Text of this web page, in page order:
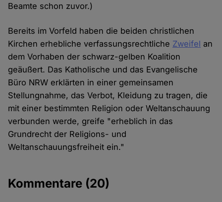
Beamte schon zuvor.)
Bereits im Vorfeld haben die beiden christlichen
Kirchen erhebliche verfassungsrechtliche Zweifel an
dem Vorhaben der schwarz-gelben Koalition
geäußert. Das Katholische und das Evangelische
Büro NRW erklärten in einer gemeinsamen
Stellungnahme, das Verbot, Kleidung zu tragen, die
mit einer bestimmten Religion oder Weltanschauung
verbunden werde, greife "erheblich in das
Grundrecht der Religions- und
Weltanschauungsfreiheit ein."
Kommentare (20)